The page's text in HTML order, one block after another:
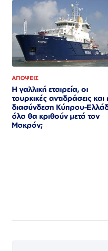
ΑΠΟΨΕΙΣ
Η γαλλική εταιρεία, οι
τουρκικές αντιδράσεις και
διασύνδεση Κύπρου-
όλα θα κριθούν μετά τον
Μακρόν;